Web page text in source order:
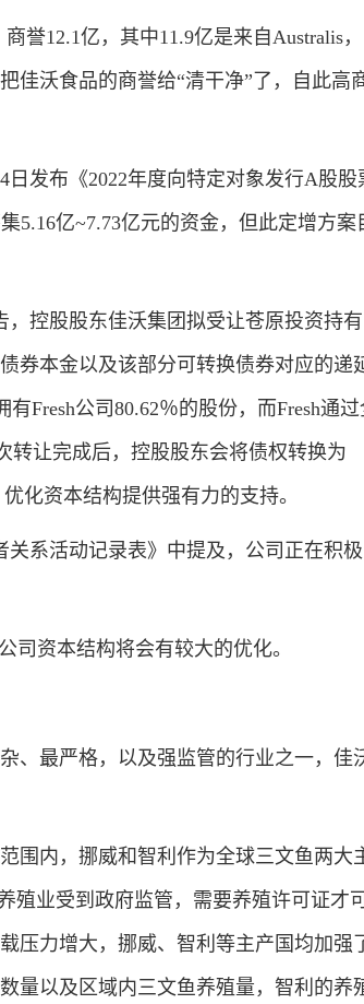
12.1亿，其中11.9亿是来自Australis，
佳沃食品的商誉给“清干净”了，自此高
发布《2022年度向特定对象发行A股股
5.16亿~7.73亿元的资金，但此定增方案
控股股东佳沃集团拟受让苍原投资持有
券本金以及该部分可转换债券对应的递
Fresh公司80.62％的股份，而Fresh通过
转让完成后，控股股东会将债权转换为
化资本结构提供强有力的支持。
系活动记录表》中提及，公司正在积极
资本结构将会有较大的优化。
最严格，以及强监管的行业之一，佳
内，挪威和智利作为全球三文鱼两大
殖业受到政府监管，需要养殖许可证才可
压力增大，挪威、智利等主产国均加强
量以及区域内三文鱼养殖量，智利的养